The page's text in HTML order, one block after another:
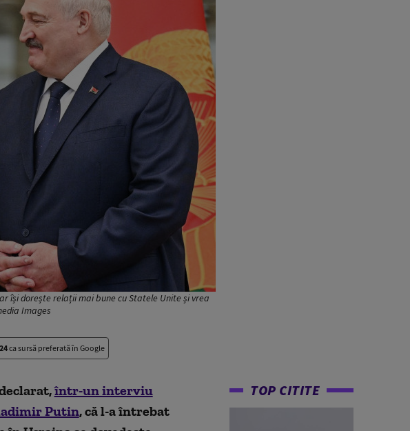
își dorește relații mai bune cu Statele Unite și vrea
Images
ca sursă preferată în Google
într-un interviu
Putin, că l-a întrebat
TOP CITITE